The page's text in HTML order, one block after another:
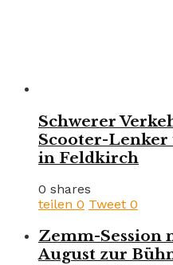
Schwerer
Scooter-
in Feldkirch
0 shares
teilen 0 Tweet 0
Zemm-Session
August zur